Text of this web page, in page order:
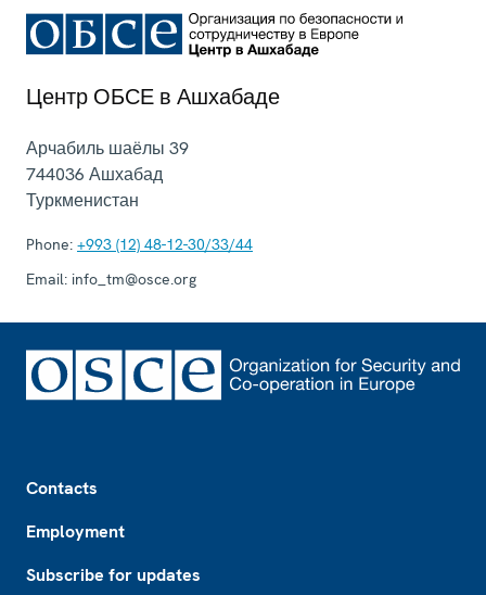
Центр ОБСЕ в Ашхабаде
Арчабиль шаёлы 39
744036 Ашхабад
Туркменистан
Phone: +993 (12) 48-12-30/33/44
Email: info_tm@osce.org
Contacts
Employment
Subscribe for updates